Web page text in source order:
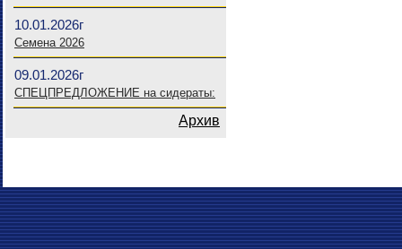
10.01.2026г
Семена 2026
09.01.2026г
СПЕЦПРЕДЛОЖЕНИЕ на сидераты:
Архив